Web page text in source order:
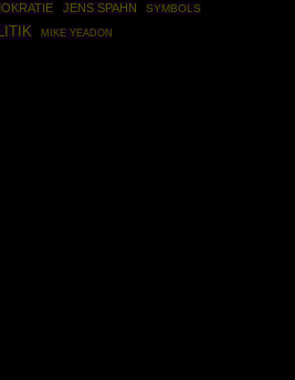
JENS SPAHN SYMBOLS
MIKE YEADON